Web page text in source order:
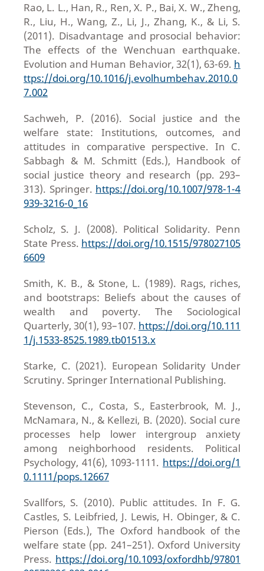
Rao, L. L., Han, R., Ren, X. P., Bai, X. W., Zheng,
R., Liu, H., Wang, Z., Li, J., Zhang, K., & Li, S.
(2011). Disadvantage and prosocial behavior:
The effects of the Wenchuan earthquake.
Evolution and Human Behavior, 32(1), 63-69. h
ttps://doi.org/10.1016/j.evolhumbehav.2010.0
7.002
Sachweh, P. (2016). Social justice and the
welfare state: Institutions, outcomes, and
attitudes in comparative perspective. In C.
Sabbagh & M. Schmitt (Eds.), Handbook of
social justice theory and research (pp. 293–
313). Springer. https://doi.org/10.1007/978-1-4
939-3216-0_16
Scholz, S. J. (2008). Political Solidarity. Penn
State Press. https://doi.org/10.1515/978027105
6609
Smith, K. B., & Stone, L. (1989). Rags, riches,
and bootstraps: Beliefs about the causes of
wealth and poverty. The Sociological
Quarterly, 30(1), 93–107. https://doi.org/10.111
1/j.1533-8525.1989.tb01513.x
Starke, C. (2021). European Solidarity Under
Scrutiny. Springer International Publishing.
Stevenson, C., Costa, S., Easterbrook, M. J.,
McNamara, N., & Kellezi, B. (2020). Social cure
processes help lower intergroup anxiety
among neighborhood residents. Political
Psychology, 41(6), 1093-1111. https://doi.org/1
0.1111/pops.12667
Svallfors, S. (2010). Public attitudes. In F. G.
Castles, S. Leibfried, J. Lewis, H. Obinger, & C.
Pierson (Eds.), The Oxford handbook of the
welfare state (pp. 241–251). Oxford University
Press. https://doi.org/10.1093/oxfordhb/97801